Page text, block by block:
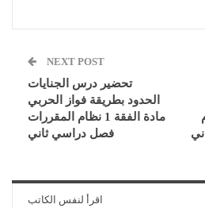
NEXT POST
تحضير درس الجنايات
الحدود بطريقة فواز الحربي
مادة الفقة 1 نظام المقررات
فصل دراسي ثاني
اقرأ لنفس الكاتب